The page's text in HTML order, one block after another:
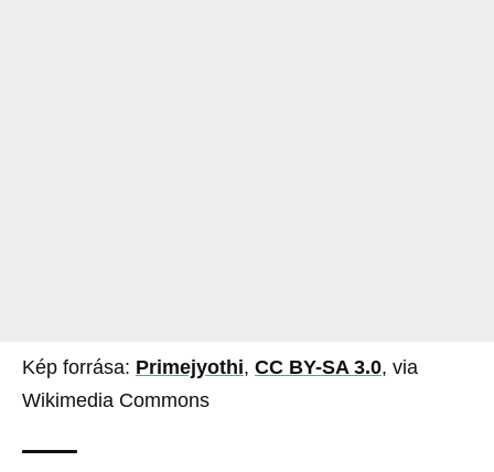
Kép forrása: Primejyothi, CC BY-SA 3.0, via
Wikimedia Commons